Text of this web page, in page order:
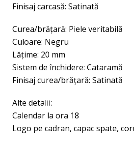
Finisaj carcasă: Satinată
Curea/brățară: Piele veritabilă
Culoare: Negru
Lăţime: 20 mm
Sistem de închidere: Cataramă
Finisaj curea/brățară: Satinată
Alte detalii:
Calendar la ora 18
Logo pe cadran, capac spate,